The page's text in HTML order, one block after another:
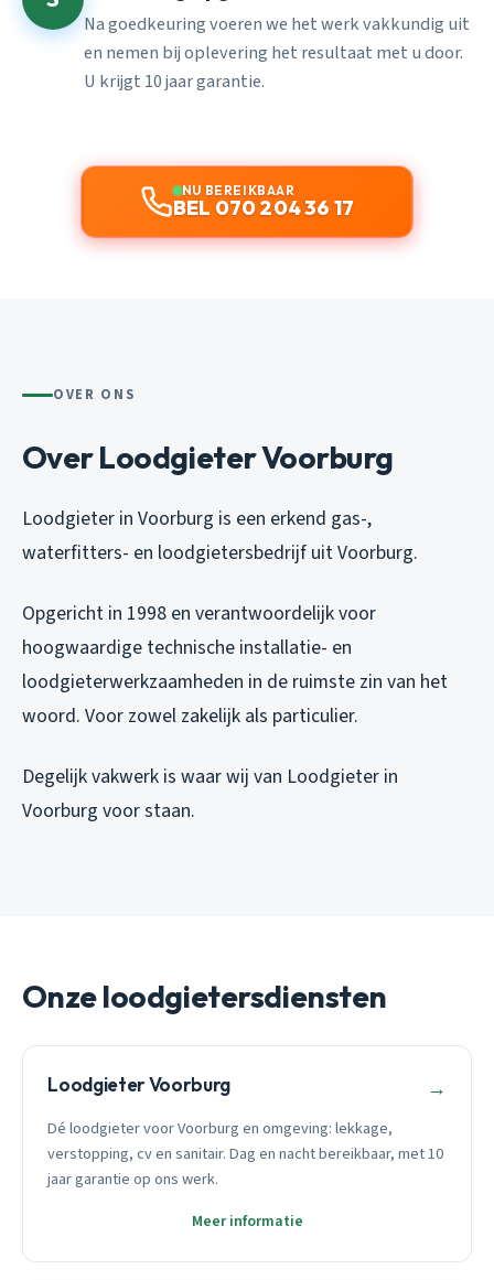
Na goedkeuring voeren we het werk vakkundig uit
en nemen bij oplevering het resultaat met u door.
U krijgt 10 jaar garantie.
NU BEREIKBAAR
BEL 070 204 36 17
OVER ONS
Over Loodgieter Voorburg
Loodgieter in Voorburg is een erkend gas-,
waterfitters- en loodgietersbedrijf uit Voorburg.
Opgericht in 1998 en verantwoordelijk voor
hoogwaardige technische installatie- en
loodgieterwerkzaamheden in de ruimste zin van het
woord. Voor zowel zakelijk als particulier.
Degelijk vakwerk is waar wij van Loodgieter in
Voorburg voor staan.
Onze loodgietersdiensten
Loodgieter Voorburg →
Dé loodgieter voor Voorburg en omgeving: lekkage,
verstopping, cv en sanitair. Dag en nacht bereikbaar, met 10
jaar garantie op ons werk.
Meer informatie